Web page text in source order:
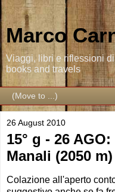
Marco
Viaggi, libri e riflessioni
books and travels
26 August 2010
15° g - 26
Manali (2050
Colazione all'aperto